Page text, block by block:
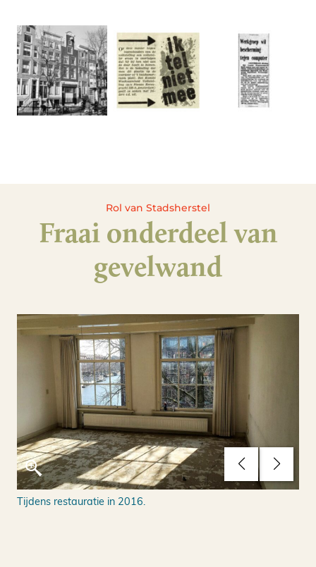
Rol van Stadsherstel
Fraai onderdeel van
gevelwand
Tijdens restauratie in 2016.